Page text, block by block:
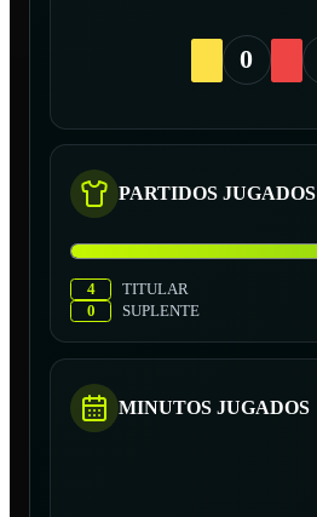
0
PARTIDOS JUGADOS
4
TITULAR
0
SUPLENTE
MINUTOS JUGADOS